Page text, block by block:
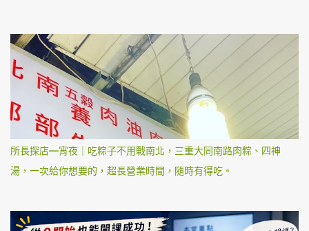
所長探店—宵夜｜吃粽子不用戰南北，三重大同南路肉粽、四神
湯，一次給你想要的，超長營業時間，隨時有得吃。